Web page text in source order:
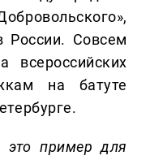
России. Совсем
на батуте
это пример для